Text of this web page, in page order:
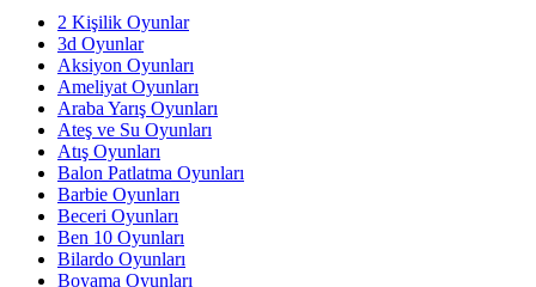
2 Kişilik Oyunlar
3d Oyunlar
Aksiyon Oyunları
Ameliyat Oyunları
Araba Yarış Oyunları
Ateş ve Su Oyunları
Atış Oyunları
Balon Patlatma Oyunları
Barbie Oyunları
Beceri Oyunları
Ben 10 Oyunları
Bilardo Oyunları
Boyama Oyunları